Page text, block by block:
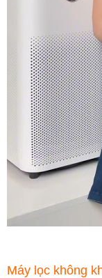
Máy lọc không